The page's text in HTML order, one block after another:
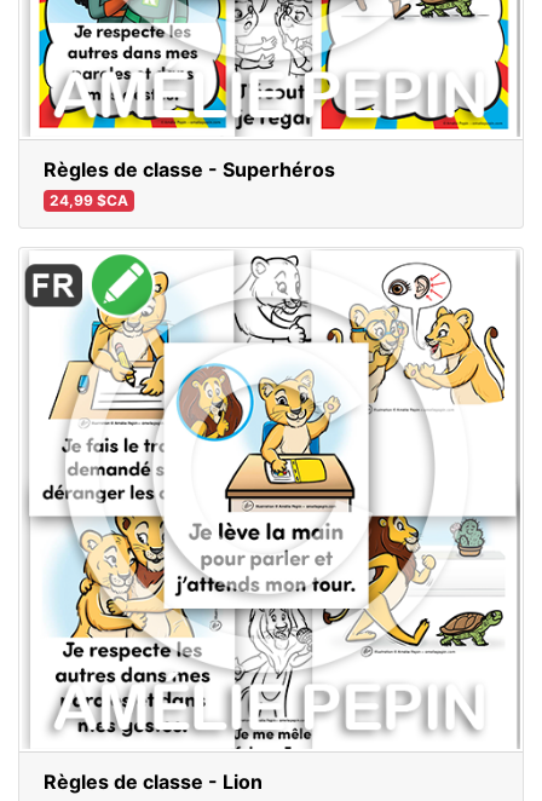
Règles de classe - Superhéros
24,99 $CA
Règles de classe - Lion